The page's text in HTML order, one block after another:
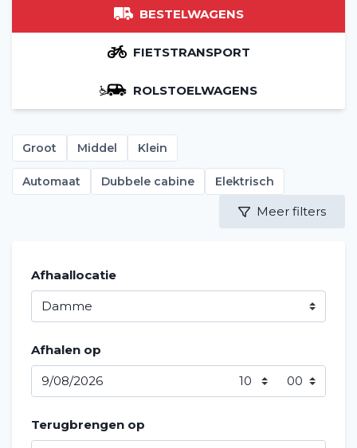
BESTELWAGENS
FIETSTRANSPORT
ROLSTOELWAGENS
Groot Middel Klein
Automaat Dubbele cabine Elektrisch
Meer filters
Afhaallocatie
Afhalen op
Terugbrengen op